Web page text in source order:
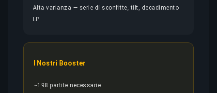
Alta varianza — serie di sconfitte, tilt, decadimento
LP
I Nostri Booster
~198 partite necessarie